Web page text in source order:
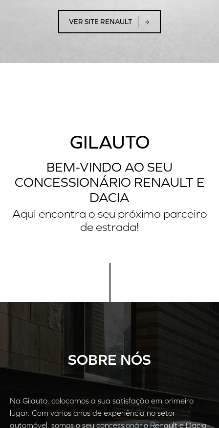
VER SITE RENAULT
GILAUTO
BEM-VINDO AO SEU
CONCESSIONÁRIO RENAULT E
DACIA
Aqui encontra o seu próximo parceiro
de estrada!
SOBRE NÓS
Na Gilauto, colocamos a sua satisfação em primeiro
lugar. Com vários anos de experiência no setor
automóvel, somos o seu concessionário Renault e Dacia